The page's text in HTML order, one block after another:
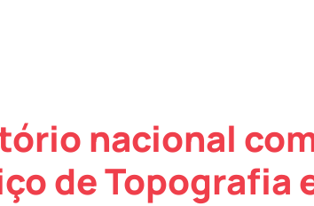
nacional
de Topografia